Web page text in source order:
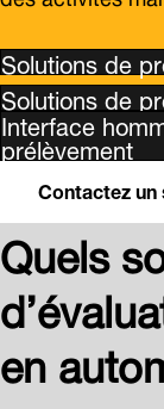
Solutions de
Solutions de
Interface
prélèvement
Contactez
Quels
en